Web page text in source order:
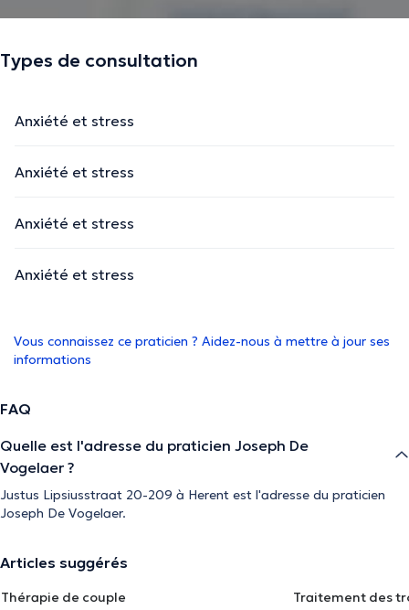
Types de consultation
Anxiété et stress
Anxiété et stress
Anxiété et stress
Anxiété et stress
Vous connaissez ce praticien ? Aidez-nous à mettre à jour ses
informations
FAQ
Quelle est l'adresse du praticien Joseph De
Vogelaer ?
Justus Lipsiusstraat 20-209 à Herent est l'adresse du praticien
Joseph De Vogelaer.
Articles suggérés
Thérapie de couple
Traitement des